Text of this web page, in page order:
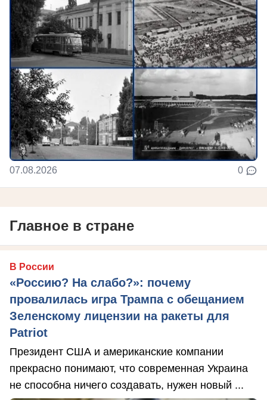
07.08.2026 0
Главное в стране
В России
«Россию? На слабо?»: почему
провалилась игра Трампа с обещанием
Зеленскому лицензии на ракеты для
Patriot
Президент США и американские компании
прекрасно понимают, что современная Украина
не способна ничего создавать, нужен новый ...